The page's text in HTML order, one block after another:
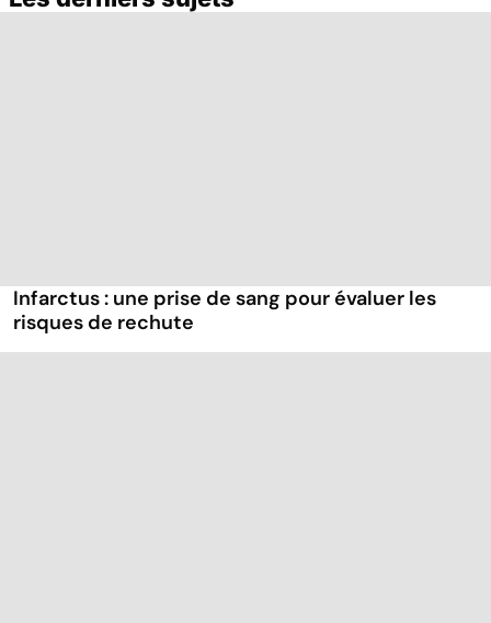
Infarctus : une prise de sang pour évaluer les
risques de rechute